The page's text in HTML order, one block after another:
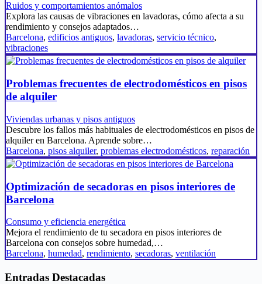
Ruidos y comportamientos anómalos
Explora las causas de vibraciones en lavadoras, cómo afecta a su
rendimiento y consejos adaptados…
Barcelona, edificios antiguos, lavadoras, servicio técnico,
vibraciones
Problemas frecuentes de electrodomésticos en pisos
de alquiler
Viviendas urbanas y pisos antiguos
Descubre los fallos más habituales de electrodomésticos en pisos de
alquiler en Barcelona. Aprende sobre…
Barcelona, pisos alquiler, problemas electrodomésticos, reparación
Optimización de secadoras en pisos interiores de
Barcelona
Consumo y eficiencia energética
Mejora el rendimiento de tu secadora en pisos interiores de
Barcelona con consejos sobre humedad,…
Barcelona, humedad, rendimiento, secadoras, ventilación
Entradas Destacadas